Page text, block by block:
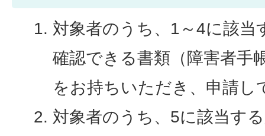
対象者のうち、1～4に該当
確認できる書類（障害者手
をお持ちいただき、申請し
対象者のうち、5に該当す